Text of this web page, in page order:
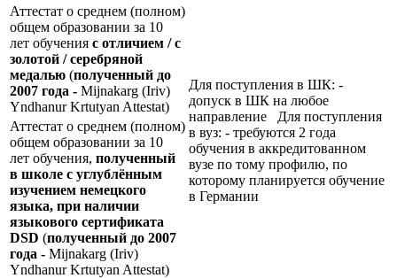
Аттестат о среднем (полном)
общем образовании за 10
лет обучения с отличием / с
золотой / серебряной
медалью (полученный до
2007 года - Mijnakarg (Iriv)
Yndhanur Krtutyan Attestat)
Для поступления в ШК: -
допуск в ШК на любое
направление Для поступления
в вуз: - требуются 2 года
обучения в аккредитованном
вузе по тому профилю, по
которому планируется обучение
в Германии
Аттестат о среднем (полном)
общем образовании за 10
лет обучения, полученный
в школе с углублённым
изучением немецкого
языка, при наличии
языкового сертификата
DSD (полученный до 2007
года - Mijnakarg (Iriv)
Yndhanur Krtutyan Attestat)